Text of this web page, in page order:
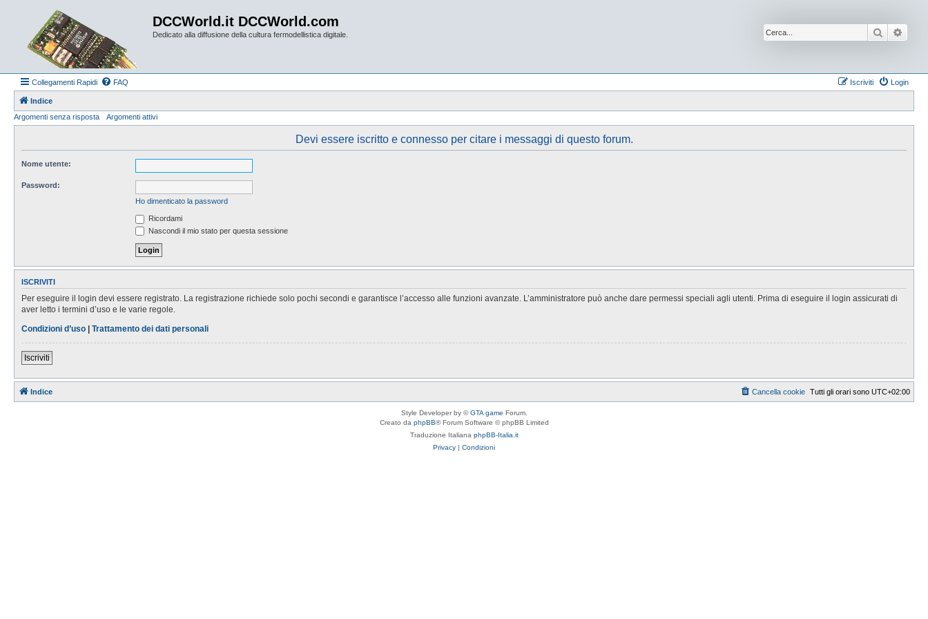
DCCWorld.it DCCWorld.com
Dedicato alla diffusione della cultura fermodellistica digitale. Cerca
Collegamenti Rapidi FAQ Login
Iscriviti
Indice
Argomenti senza risposta
Argomenti attivi
Devi essere iscritto e connesso per citare i messaggi di questo forum.
Nome utente:
Password:
Ho dimenticato la password
Ricordami
Nascondi il mio stato per questa sessione
ISCRIVITI
Per eseguire il login devi essere registrato. La registrazione richiede solo pochi secondi e garantisce l’accesso alle funzioni avanzate. L’amministratore può anche dare permessi speciali agli utenti. Prima di eseguire il login assicurati di
aver letto i termini d’uso e le varie regole.
Condizioni d’uso | Trattamento dei dati personali
Iscriviti
Indice Tutti gli orari sono UTC+02:00
Cancella cookie
Style Developer by ©GTA game Forum.
Creato da phpBB® Forum Software © phpBB Limited
Traduzione Italiana phpBB-Italia.it
Privacy | Condizioni